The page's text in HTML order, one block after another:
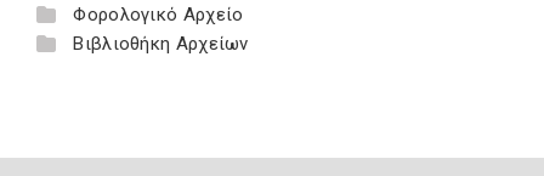
Φορολογικό Αρχείο
Βιβλιοθήκη Αρχείων